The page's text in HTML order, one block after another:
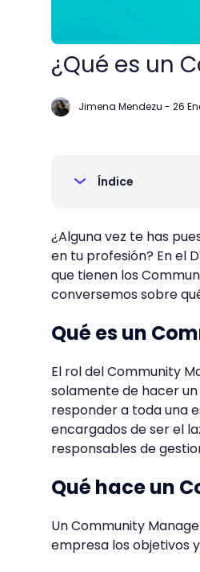
¿Qué es un
Jimena Mendezu - 26
Índice
¿Alguna vez te has
en tu profesión? En el
que tienen los
conversemos sobre
Qué es un
El rol del Community
solamente de hacer un
responder a toda una
encargados de ser el
responsables de
Qué hace un
Un Community
empresa los objetivos